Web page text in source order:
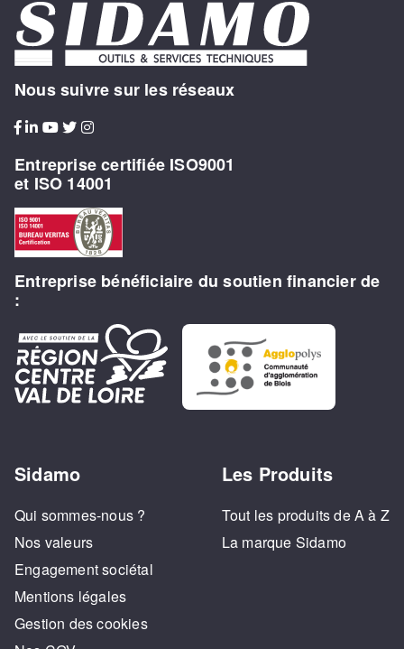
LANESTER
RUE PAUL ANCEL - ZI DE
KERPONT
LANESTER , 56600
02 97 76 10 11
BRIEUC
AD AUMERLE MEAUX
MEAUX , 77100
01 64 36 53 53
AD BLANCHARDET
DOCTEUR BETOUS
AD COMPTOIR FREIN
35 RUE HENRI GIFFARD
LIMOGES , 87000
Nous suivre sur les réseaux
Entreprise certifiée ISO9001
et ISO 14001
Entreprise bénéficiaire du soutien financier de
:
Sidamo
Qui sommes-nous ?
Nos valeurs
Engagement sociétal
Mentions légales
Gestion des cookies
Les Produits
Tout les produits de A à Z
La marque Sidamo